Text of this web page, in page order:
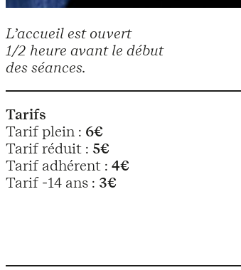
L’accueil est ouvert
1/2 heure avant le début
des séances.
Tarifs
Tarif plein : 6€
Tarif réduit : 5€
Tarif adhérent : 4€
Tarif -14 ans : 3€